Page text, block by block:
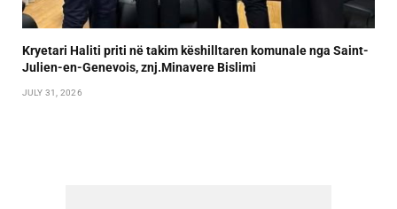
Kryetari Haliti priti në takim këshilltaren komunale nga Saint-
Julien-en-Genevois, znj.Minavere Bislimi
JULY 31, 2026